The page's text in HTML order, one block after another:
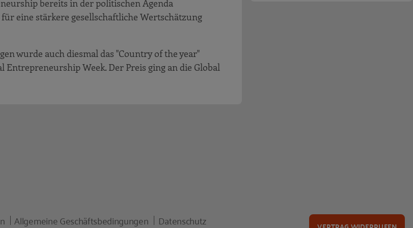
bereits in der politischen Agenda
eine stärkere gesellschaftliche Wertschätzung
wurde auch diesmal das "Country of the year"
Week. Der Preis ging an die Global
Allgemeine Geschäftsbedingungen Datenschutz